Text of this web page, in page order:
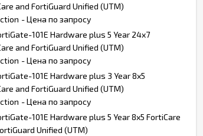
and FortiGuard Unified (UTM)
- Цена по запросу
101E Hardware plus 5 Year 24x7
and FortiGuard Unified (UTM)
- Цена по запросу
101E Hardware plus 3 Year 8x5
and FortiGuard Unified (UTM)
- Цена по запросу
101E Hardware plus 5 Year 8x5 FortiCare
Unified (UTM)